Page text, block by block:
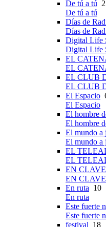
De tú a tú
De tú a tú
Días de
Días de
Digital Life
Digital Life
EL
EL
EL CLUB
EL CLUB
El Espacio
El Espacio
El hombre
El hombre
El mundo a
El mundo a
EL
EL
EN
EN
En ruta 10
En ruta
Este fuerte
Este fuerte
festival 18